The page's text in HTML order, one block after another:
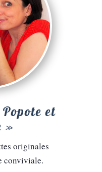
et
»
originales
conviviale.